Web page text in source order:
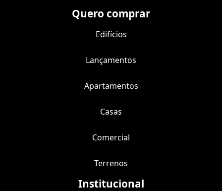
Quero comprar
Edifícios
Lançamentos
Apartamentos
Casas
Comercial
Terrenos
Institucional